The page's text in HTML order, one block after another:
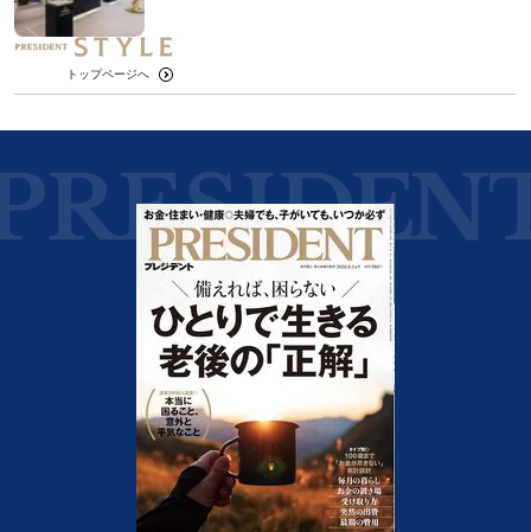
トップページへ